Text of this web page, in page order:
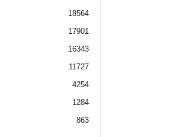
18564
17901
16343
11727
4254
1284
863